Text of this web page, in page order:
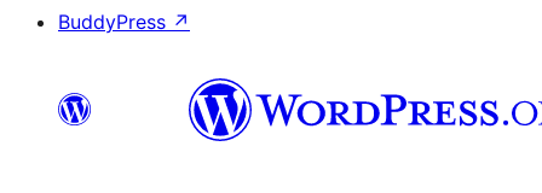
BuddyPress ↗